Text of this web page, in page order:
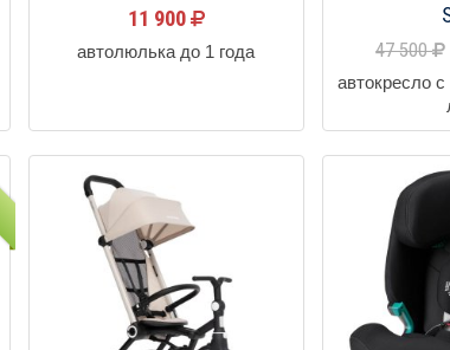
11 900
автолюлька до 1 года 47 500
автокресло